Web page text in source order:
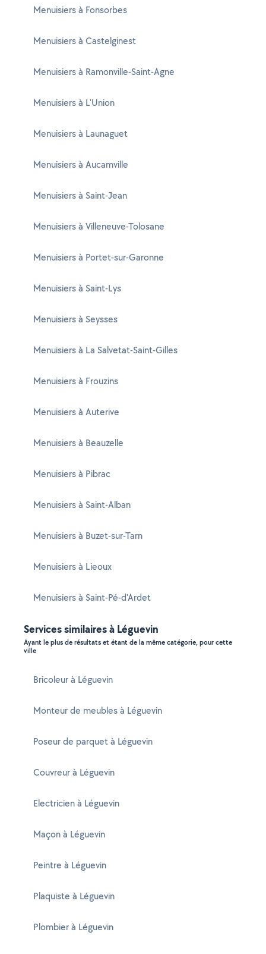
Menuisiers à Fonsorbes
Menuisiers à Castelginest
Menuisiers à Ramonville-Saint-Agne
Menuisiers à L'Union
Menuisiers à Launaguet
Menuisiers à Aucamville
Menuisiers à Saint-Jean
Menuisiers à Villeneuve-Tolosane
Menuisiers à Portet-sur-Garonne
Menuisiers à Saint-Lys
Menuisiers à Seysses
Menuisiers à La Salvetat-Saint-Gilles
Menuisiers à Frouzins
Menuisiers à Auterive
Menuisiers à Beauzelle
Menuisiers à Pibrac
Menuisiers à Saint-Alban
Menuisiers à Buzet-sur-Tarn
Menuisiers à Lieoux
Menuisiers à Saint-Pé-d'Ardet
Services similaires à Léguevin
Ayant le plus de résultats et étant de la même catégorie, pour cette
ville
Bricoleur à Léguevin
Monteur de meubles à Léguevin
Poseur de parquet à Léguevin
Couvreur à Léguevin
Electricien à Léguevin
Maçon à Léguevin
Peintre à Léguevin
Plaquiste à Léguevin
Plombier à Léguevin